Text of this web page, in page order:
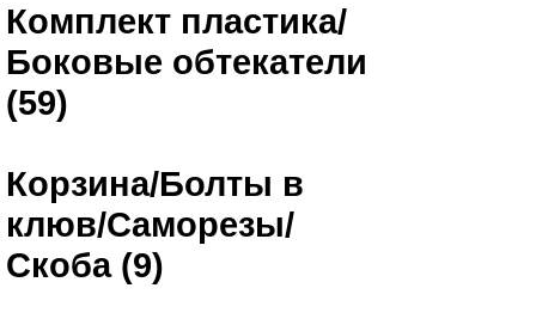
Комплект пластика/
Боковые обтекатели
(59)
Корзина/Болты в
клюв/Саморезы/
Скоба (9)